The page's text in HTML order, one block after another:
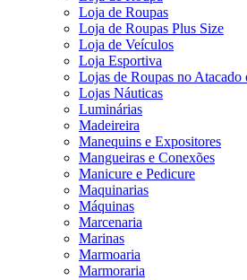
Loja de Roupas
Loja de Roupas Plus Size
Loja de Veículos
Loja Esportiva
Lojas de Roupas no Atacado
Lojas Náuticas
Luminárias
Madeireira
Manequins e Expositores
Mangueiras e Conexões
Manicure e Pedicure
Maquinarias
Máquinas
Marcenaria
Marinas
Marmoaria
Marmoraria